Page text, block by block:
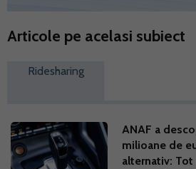
Articole pe acelasi subiect
Ridesharing
ANAF a
milioane de
alternativ: